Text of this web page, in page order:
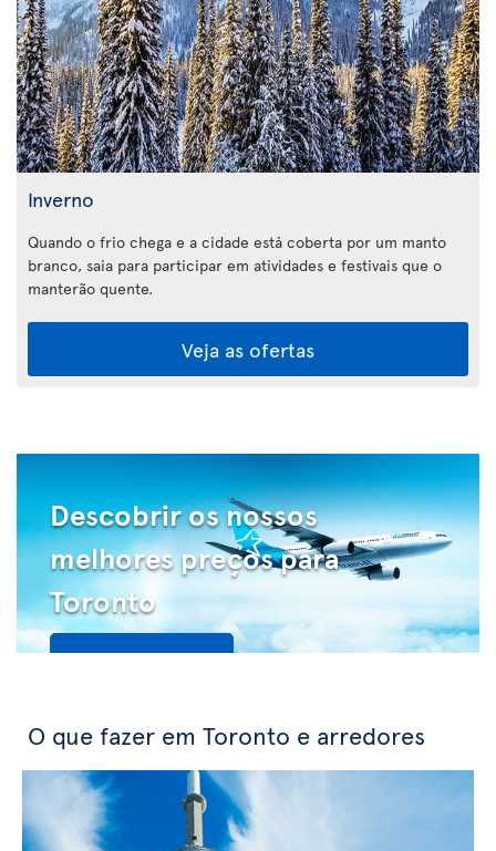
Inverno
Quando o frio chega e a cidade está coberta por um manto
branco, saia para participar em atividades e festivais que o
manterão quente.
Veja as ofertas
Descobrir os nossos
melhores preços para
Toronto
Veja as ofertas
O que fazer em Toronto e arredores